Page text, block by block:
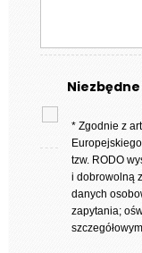
* Zgodnie z
tzw. RODO
i dobrowolną
danych
zapytania;